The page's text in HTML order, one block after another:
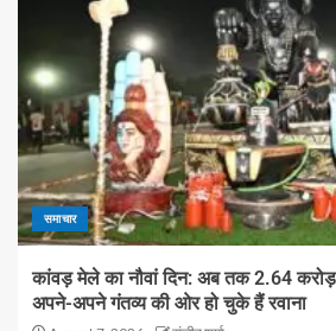
समाचार
कांवड़ मेले का नौवां दिन: अब तक 2.64
अपने-अपने गंतव्य की ओर हो चुके हैं रवाना